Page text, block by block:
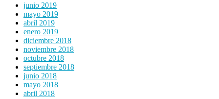
junio 2019
mayo 2019
abril 2019
enero 2019
diciembre 2018
noviembre 2018
octubre 2018
septiembre 2018
junio 2018
mayo 2018
abril 2018